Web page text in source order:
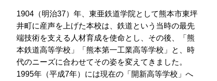
1904（明治37）年、東亜鉄道学院として熊本市東坪
井町に産声を上げた本校は、鉄道という当時の最先
端技術を支える人材育成を使命とし、その後、「熊
本鉄道高等学校」「熊本第一工業高等学校」と、時
代のニーズに合わせてその姿を変えてきました。
1995年（平成7年）には現在の「開新高等学校」へ
各種様式ダウンロード
プライバシーポリシー
サイトマップ